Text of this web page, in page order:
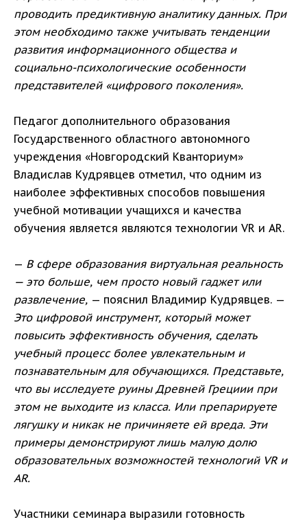
проводить предиктивную аналитику данных. При
этом необходимо также учитывать тенденции
развития информационного общества и
социально-психологические особенности
представителей «цифрового поколения».
Педагог дополнительного образования
Государственного областного автономного
учреждения «Новгородский Кванториум»
Владислав Кудрявцев отметил, что одним из
наиболее эффективных способов повышения
учебной мотивации учащихся и качества
обучения является являются технологии VR и AR.
— В сфере образования виртуальная реальность
— это больше, чем просто новый гаджет или
развлечение, — пояснил Владимир Кудрявцев. —
Это цифровой инструмент, который может
повысить эффективность обучения, сделать
учебный процесс более увлекательным и
познавательным для обучающихся. Представьте,
что вы исследуете руины Древней Грециии при
этом не выходите из класса. Или препарируете
лягушку и никак не причиняете ей вреда. Эти
примеры демонстрируют лишь малую долю
образовательных возможностей технологий VR и
AR.
Участники семинара выразили готовность